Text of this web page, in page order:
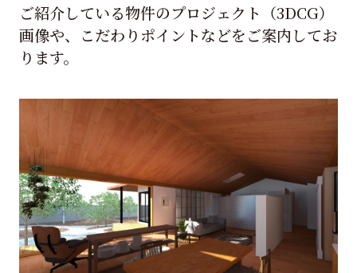
ご紹介している物件のプロジェクト（3DCG）
画像や、こだわりポイントなどをご案内してお
ります。